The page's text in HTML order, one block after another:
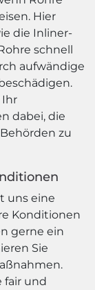
Hier
die Inliner-
schnell
aufwändige
Ihr
dabei, die
zu
uns eine
Konditionen
gerne ein
Sie
fair und